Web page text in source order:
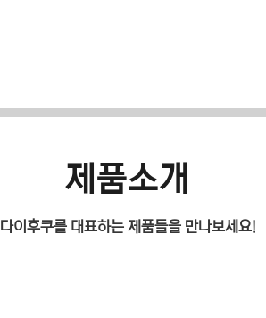
제품소개
다이후쿠를 대표하는 제품들을 만나보세요!